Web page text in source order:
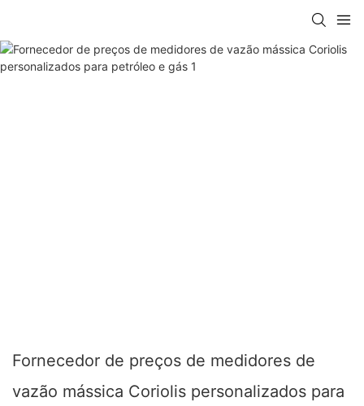
Fornecedor de preços de medidores de
vazão mássica Coriolis personalizados para